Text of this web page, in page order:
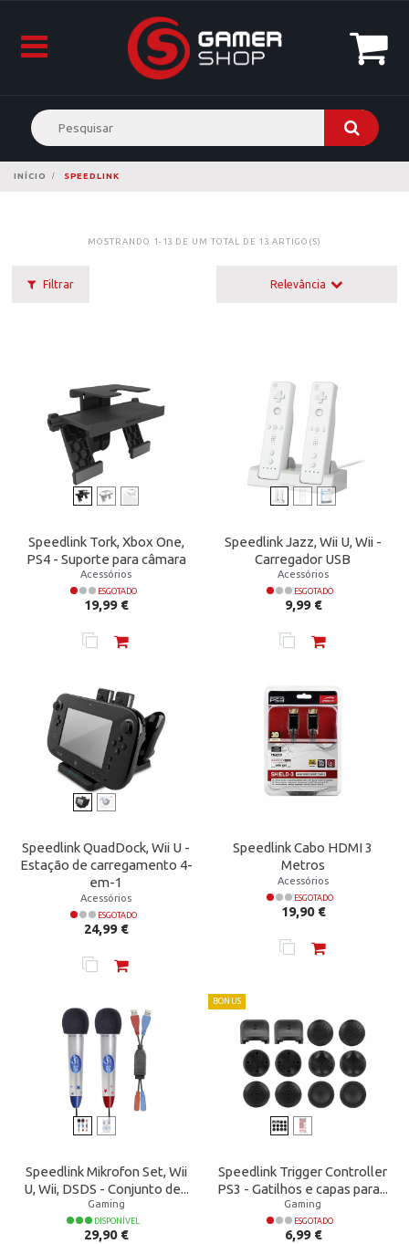
INÍCIO SPEEDLINK
Speedlink Tork, Xbox One,
PS4 - Suporte para câmara
Acessórios
ESGOTADO
Preço
19,99 €
Speedlink Jazz, Wii U, Wii -
Carregador USB
Acessórios
ESGOTADO
Preço
9,99 €
Speedlink QuadDock, Wii U -
Estação de carregamento 4-
em-1
Acessórios
ESGOTADO
Preço
24,99 €
Speedlink Cabo HDMI 3
Metros
Acessórios
ESGOTADO
Preço
19,90 €
Speedlink Mikrofon Set, Wii
U, Wii, DSDS - Conjunto de...
Gaming
DISPONÍVEL
Preço
29,90 €
BONUS
Speedlink Trigger Controller
PS3 - Gatilhos e capas para...
Gaming
ESGOTADO
Preço
6,99 €
Filtrar
MOSTRANDO 1-13 DE UM TOTAL DE 13 ARTIGO(S)